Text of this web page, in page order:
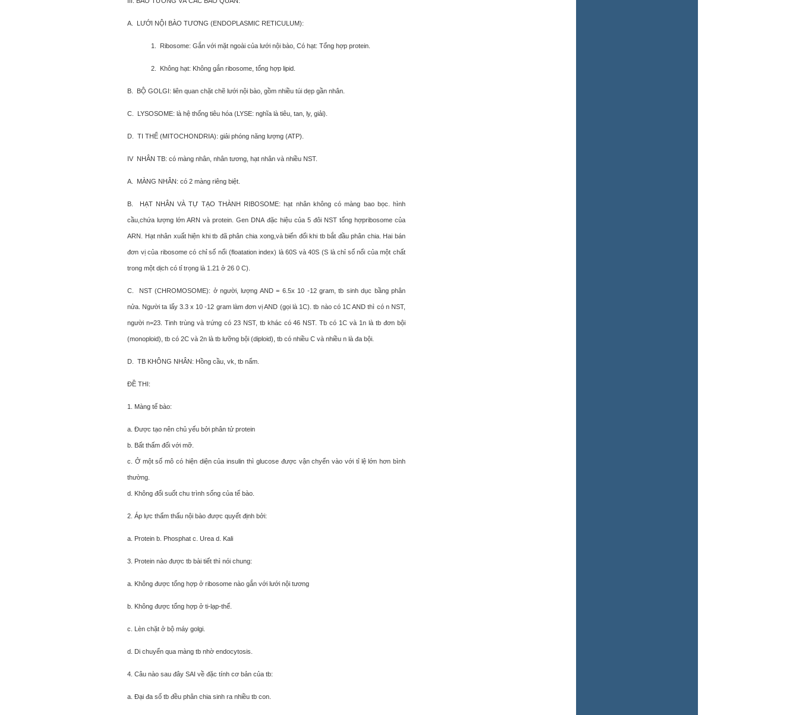
A. LƯỚI NỘI BÀO TƯƠNG (ENDOPLASMIC RETICULUM):
1. Ribosome: Gắn với mặt ngoài của lưới nội bào, Có hạt: Tổng hợp protein.
2. Không hạt: Không gắn ribosome, tổng hợp lipid.
B. BỘ GOLGI: liên quan chặt chẽ lưới nội bào, gồm nhiều túi dẹp gần nhân.
C. LYSOSOME: là hệ thống tiêu hóa (LYSE: nghĩa là tiêu, tan, ly, giải).
D. TI THỂ (MITOCHONDRIA): giải phóng năng lượng (ATP).
IV NHÂN TB: có màng nhân, nhân tương, hạt nhân và nhiều NST.
A. MÀNG NHÂN: có 2 màng riêng biệt.
B. HẠT NHÂN VÀ TỰ TẠO THÀNH RIBOSOME: hạt nhân không có màng bao bọc. hình
cầu,chứa lượng lớn ARN và protein. Gen DNA đặc hiệu của 5 đôi NST tổng hợpribosome của
ARN. Hạt nhân xuất hiện khi tb đã phân chia xong,và biến đổi khi tb bắt đầu phân chia. Hai bán
đơn vị của ribosome có chỉ số nổi (floatation index) là 60S và 40S (S là chỉ số nổi của một chất
trong một dịch có tỉ trọng là 1.21 ở 26 0 C).
C. NST (CHROMOSOME): ở người, lượng AND = 6.5x 10 -12 gram, tb sinh dục bầng phân
nửa. Người ta lấy 3.3 x 10 -12 gram làm đơn vị AND (gọi là 1C). tb nào có 1C AND thì có n NST,
người n=23. Tinh trùng và trứng có 23 NST, tb khác có 46 NST. Tb có 1C và 1n là tb đơn bội
(monoploid), tb có 2C và 2n là tb lưỡng bội (diploid), tb có nhiều C và nhiều n là đa bội.
D. TB KHÔNG NHÂN: Hồng cầu, vk, tb nấm.
ĐỀ THI:
1. Màng tế bào:
a. Được tạo nên chủ yếu bởi phân tử protein
b. Bất thấm đối với mỡ.
c. Ở một số mô có hiện diện của insulin thì glucose được vận chyển vào với tỉ lệ lớn hơn bình
thường.
d. Không đổi suốt chu trình sống của tế bào.
2. Áp lực thẩm thấu nội bào được quyết định bởi:
a. Protein b. Phosphat c. Urea d. Kali
3. Protein nào được tb bài tiết thì nói chung:
a. Không được tổng hợp ở ribosome nào gắn với lưới nội tương
b. Không được tổng hợp ở ti-lạp-thể.
c. Lèn chặt ở bộ máy golgi.
d. Di chuyển qua màng tb nhờ endocytosis.
4. Câu nào sau đây SAI về đặc tính cơ bản của tb:
a. Đại đa số tb đều phân chia sinh ra nhiều tb con.